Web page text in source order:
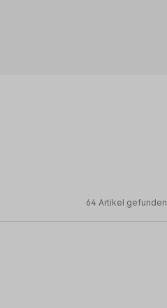
64 Artikel gefunden